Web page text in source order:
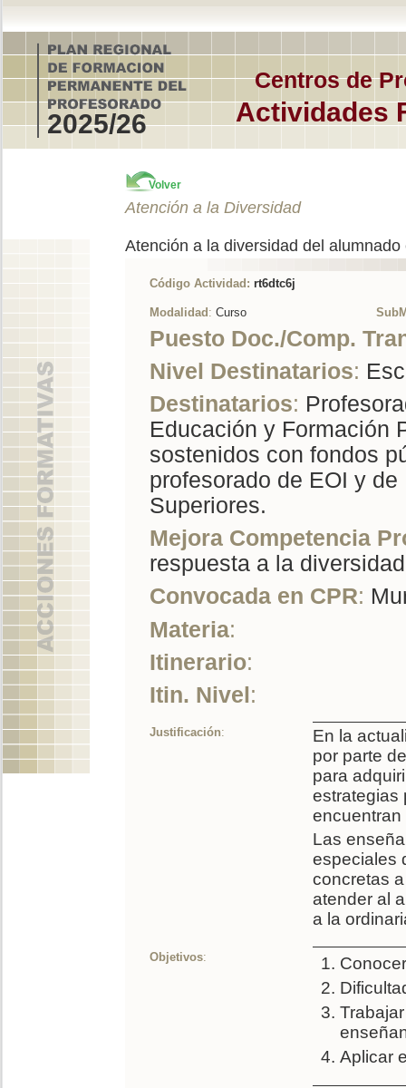
Centros de
Actividades
2025/26
Volver
Atención a la Diversidad
Atención a la diversidad del
Código Actividad: rt6dtc6j
Modalidad : Curso
Puesto Doc./Comp.
Nivel Destinatarios:
Destinatarios:
Educación y Formación
sostenidos con fondos
profesorado de EOI y
Superiores.
Mejora Competencia
respuesta a la diversidad
Convocada en CPR:
Materia:
Itinerario:
Itin. Nivel :
Justificación:
En la
por parte
para
estrategias
Las
especiales
concretas
atender al
a la
Objetivos:
Aplicar